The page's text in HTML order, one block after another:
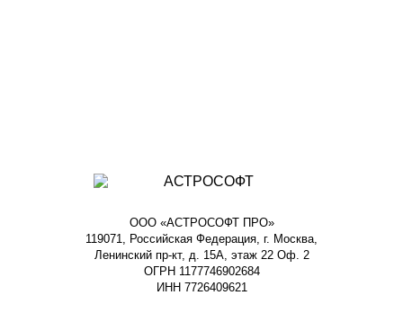
ООО «АСТРОСОФТ ПРО»
119071, Российская Федерация, г. Москва,
Ленинский пр-кт, д. 15А, этаж 22 Оф. 2
ОГРН 1177746902684
ИНН 7726409621